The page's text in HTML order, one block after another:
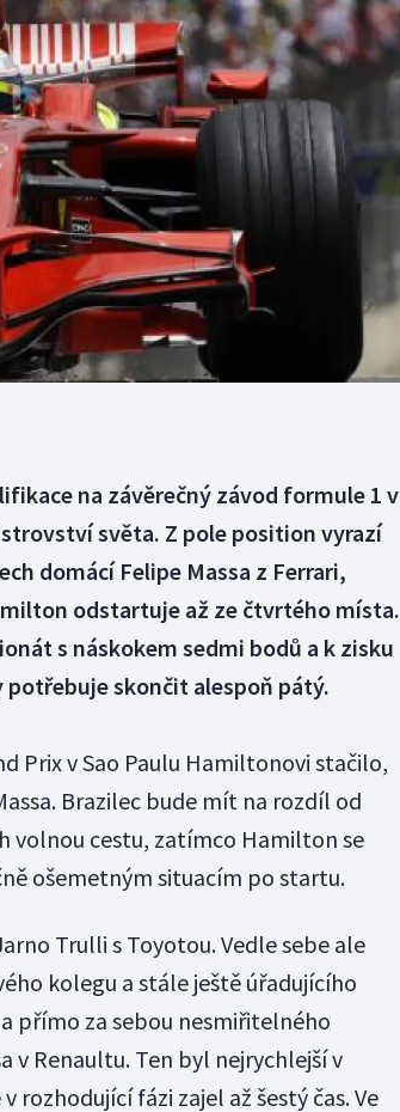
Moderní pětiboj
Motorsport
Olympijské hry
Parasport
Plavání
Plážový volejbal
Triatlon
Veslování
Vodní slalom
Volejbal
na závěrečný závod formule 1 v
světa. Z pole position vyrazí
domácí Felipe Massa z Ferrari,
odstartuje až ze čtvrtého místa.
s náskokem sedmi bodů a k zisku
skončit alespoň pátý.
Prix v Sao Paulu Hamiltonovi stačilo,
Brazilec bude mít na rozdíl od
volnou cestu, zatímco Hamilton se
ošemetným situacím po startu.
Trulli s Toyotou. Vedle sebe ale
kolegu a stále ještě úřadujícího
přímo za sebou nesmiřitelného
v Renaultu. Ten byl nejrychlejší v
fázi zajel až šestý čas. Ve